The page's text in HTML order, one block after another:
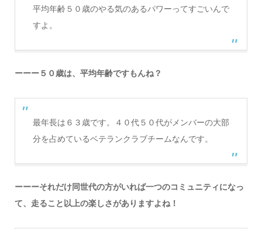
平均年齢５０歳のやる気のあるパワーってすごいんで
すよ。
ーーー５０歳は、平均年齢ですもんね？
最年長は６３歳です。４０代５０代がメンバーの大部
分を占めているベテランクラブチームなんです。
ーーーそれだけ同世代の方がいれば一つのコミュニティになっ
て、走ること以上の楽しさがありますよね！